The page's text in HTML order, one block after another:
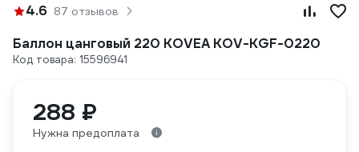
4.6 87 отзывов
Баллон цанговый 220 KOVEA KOV-KGF-0220
Код товара: 15596941
288 ₽
Нужна предоплата